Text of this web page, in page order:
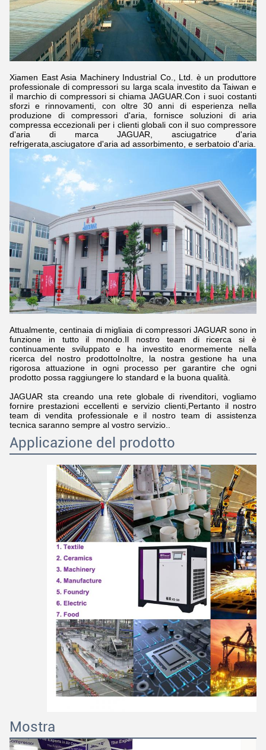
Xiamen East Asia Machinery Industrial Co., Ltd. è un produttore
professionale di compressori su larga scala investito da Taiwan e
il marchio di compressori si chiama JAGUAR.Con i suoi costanti
sforzi e rinnovamenti, con oltre 30 anni di esperienza nella
produzione di compressori d'aria, fornisce soluzioni di aria
compressa eccezionali per i clienti globali con il suo compressore
d'aria di marca JAGUAR, asciugatrice d'aria
refrigerata,asciugatore d'aria ad assorbimento, e serbatoio d'aria.
Attualmente, centinaia di migliaia di compressori JAGUAR sono in
funzione in tutto il mondo.Il nostro team di ricerca si è
continuamente sviluppato e ha investito enormemente nella
ricerca del nostro prodottoInoltre, la nostra gestione ha una
rigorosa attuazione in ogni processo per garantire che ogni
prodotto possa raggiungere lo standard e la buona qualità.
JAGUAR sta creando una rete globale di rivenditori, vogliamo
fornire prestazioni eccellenti e servizio clienti,Pertanto il nostro
team di vendita professionale e il nostro team di assistenza
tecnica saranno sempre al vostro servizio..
Applicazione del prodotto
Mostra